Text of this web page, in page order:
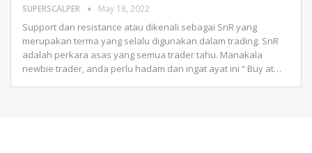
SUPERSCALPER May 18, 2022
Support dan resistance atau dikenali sebagai SnR yang
merupakan terma yang selalu digunakan dalam trading. SnR
adalah perkara asas yang semua trader tahu. Manakala
newbie trader, anda perlu hadam dan ingat ayat ini “ Buy at…